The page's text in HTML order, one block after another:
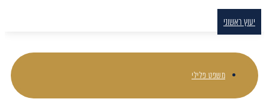
יעוץ ראשוני
משפט פלילי